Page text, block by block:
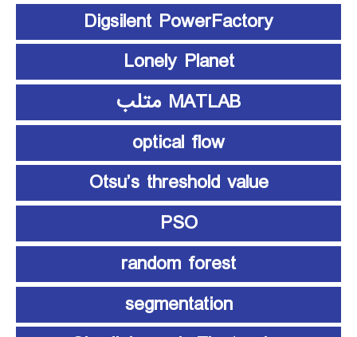
Digsilent PowerFactory
Lonely Planet
MATLAB متلب
optical flow
Otsu’s threshold value
PSO
random forest
segmentation